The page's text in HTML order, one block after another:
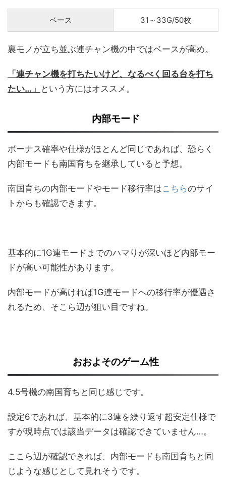
ベース 31～33G/50枚
裏モノが立ち並ぶ連チャン機の中ではベースが高め。
「連チャン機を打ちたいけど、なるべく回る台を打ち
たい…」 という方にはオススメ。
内部モード
ボーナス確率や仕様がほとんど同じであれば、恐らく
内部モードも南国育ちを継承していると予想。
南国育ちの内部モードやモード移行率はこちらのサイ
トからも確認できます。
基本的に1G連モードまでのハマりが深いほど内部モー
ドが高い可能性があります。
内部モードが高ければ1G連モードへの移行率が優遇さ
れるため、そこら辺が狙い目ですね。
おおよそのゲーム性
4.5号機の南国育ちと同じ感じです。
設定6であれば、基本的に3連を繰り返す超安定仕様で
すが現時点では該当データは確認できていません…。
ここら辺が確認できれば、内部モードも南国育ちと同
じような感じとして見れそうです。